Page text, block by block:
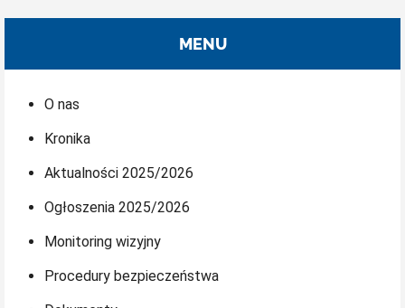
MENU
O nas
Kronika
Aktualności 2025/2026
Ogłoszenia 2025/2026
Monitoring wizyjny
Procedury bezpieczeństwa